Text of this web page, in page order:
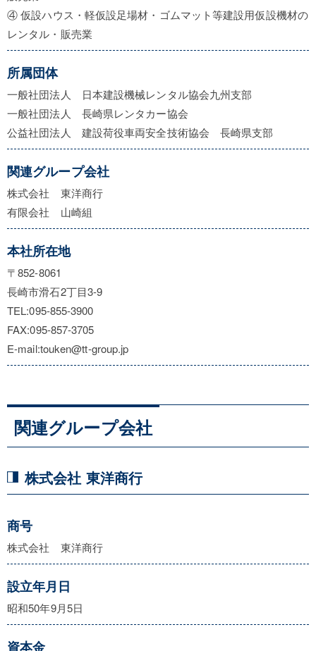
④ 仮設ハウス・軽仮設足場材・ゴムマット等建設用仮設機材の
レンタル・販売業
所属団体
一般社団法人 日本建設機械レンタル協会九州支部
一般社団法人 長崎県レンタカー協会
公益社団法人 建設荷役車両安全技術協会 長崎県支部
関連グループ会社
株式会社 東洋商行
有限会社 山崎組
本社所在地
〒852-8061
長崎市滑石2丁目3-9
TEL:095-855-3900
FAX:095-857-3705
E-mail:touken@tt-group.jp
関連グループ会社
株式会社 東洋商行
商号
株式会社 東洋商行
設立年月日
昭和50年9月5日
資本金